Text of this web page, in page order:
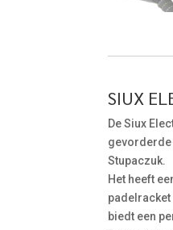
SIUX
De Siux
gevorderde
Stupaczuk.
Het heeft
biedt een